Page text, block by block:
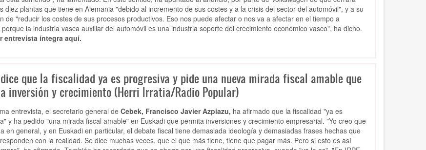
diez plantas que tiene en Alemania "debido al incremento de sus costes y a la crisis del sector del automóvil", y a su
de "reducir los costes de sus procesos productivos. Eso nos puede afectar o nos va a afectar en el tiempo a
porque la industria vasca auxiliar del automóvil es una industria soporte del crecimiento económico vasco", ha dicho.
entrevista íntegra aquí.
que la fiscalidad ya es progresiva y pide una nueva mirada fiscal amable que
inversión y crecimiento (Herri Irratia/Radio Popular)
entrevista, el secretario general de Cebek, Francisco Javier Azpiazu, ha afirmado que la fiscalidad "ya es
y ha pedido "una mirada fiscal amable" en Euskadi que permita inversiones y crecimiento empresarial. "Yo creo que
en general, y en Euskadi en particular, el debate fiscal tiene demasiada ideología y demasiadas frases hechas que
con la realidad. Se dice muchas veces, que el que más tiene, tiene que pagar más. Pero si esto es así